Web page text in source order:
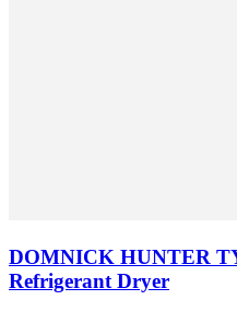
DOMNICK HUNTER
Refrigerant Dryer